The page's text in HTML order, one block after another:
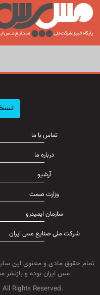
تماس با ما
درباره ما
آرشیو
وزارت صمت
سازمان ایمیدرو
شرکت ملی صنایع مس ایران
تمام حقوق مادی و معنوی این
مس ایران بوده و بازنشر
Rights Reserved.